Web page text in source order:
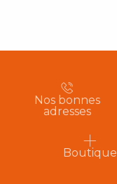
Nos bonnes
adresses
Boutique